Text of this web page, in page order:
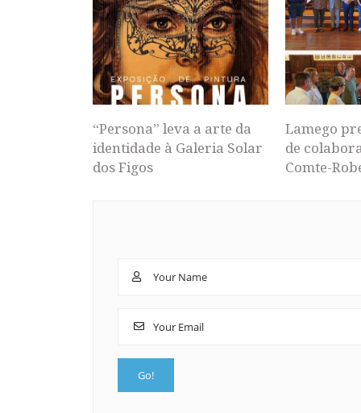
“Persona” leva a arte da
identidade à Galeria Solar
dos Figos
Lamego
de
Comte-